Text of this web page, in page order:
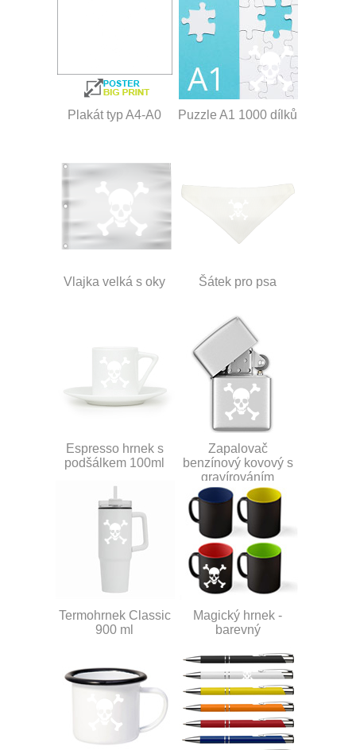
Plakát typ A4-A0 Puzzle A1 1000 dílků
Vlajka velká s oky Šátek pro psa
Espresso hrnek s
podšálkem 100ml
Zapalovač
benzínový kovový s
gravírováním
Termohrnek Classic
900 ml
Magický hrnek -
barevný